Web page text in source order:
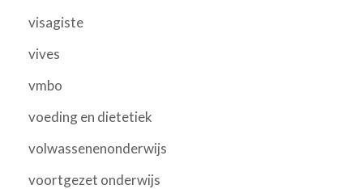
visagiste
vives
vmbo
voeding en dietetiek
volwassenenonderwijs
voortgezet onderwijs